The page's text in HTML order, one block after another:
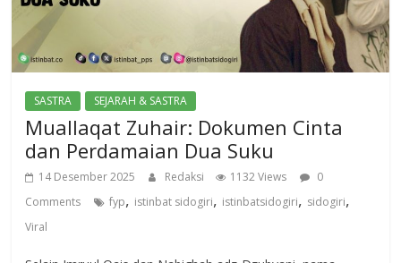
SASTRA SEJARAH & SASTRA
Muallaqat Zuhair: Dokumen Cinta
dan Perdamaian Dua Suku
14 Desember 2025 Redaksi 1132 Views
0
Comments
fyp, istinbat sidogiri, istinbatsidogiri, sidogiri,
Viral